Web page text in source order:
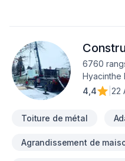
centré sur vos besoins et
6760
Hyacinthe
4,4
22
Toiture de métal
Agrandissement de